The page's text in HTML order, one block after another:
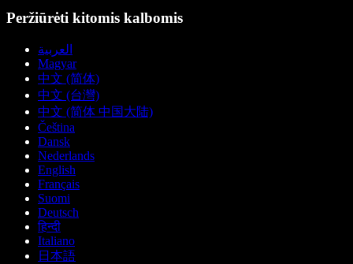
Peržiūrėti kitomis kalbomis
العربية
Magyar
中文 (简体)
中文 (台灣)
中文 (简体 中国大陆)
Čeština
Dansk
Nederlands
English
Français
Suomi
Deutsch
हिन्दी
Italiano
日本語